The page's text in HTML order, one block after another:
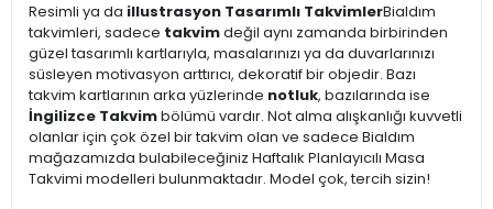
Resimli ya da illustrasyon Tasarımlı TakvimlerBialdım
takvimleri, sadece takvimdeğil aynı zamanda birbirinden
güzel tasarımlı kartlarıyla, masalarınızı ya da duvarlarınızı
süsleyen motivasyon arttırıcı, dekoratif bir objedir. Bazı
takvim kartlarının arka yüzlerinde notluk, bazılarında ise
İngilizce Takvimbölümü vardır. Not alma alışkanlığı kuvvetli
olanlar için çok özel bir takvim olan ve sadece Bialdım
mağazamızda bulabileceğiniz Haftalık Planlayıcılı Masa
Takvimi modelleri bulunmaktadır. Model çok, tercih sizin!